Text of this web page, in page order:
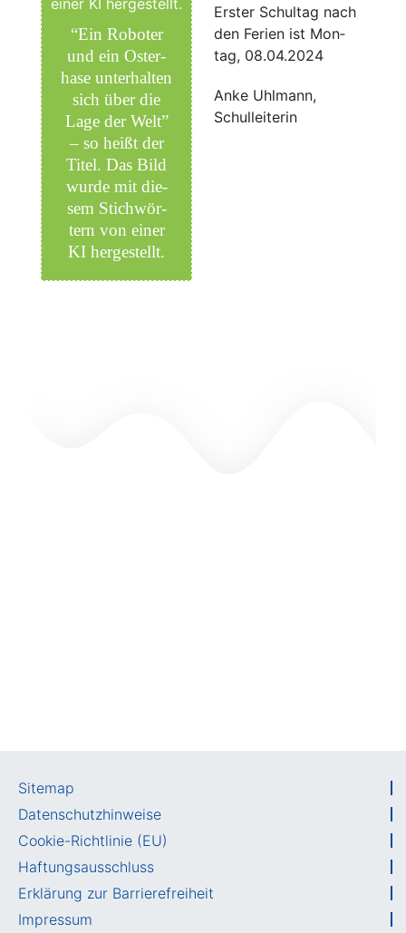
“Ein Robo­ter
und ein Oster­
ha­se unter­hal­ten
sich über die
Lage der Welt”
– so heißt der
Titel. Das Bild
wur­de mit die­
sem Stich­wör­
tern von einer
KI hergestellt.
Ers­ter Schul­tag nach
den Feri­en ist Mon­
tag, 08.04.2024
Anke Uhl­mann,
Schulleiterin
Sitemap
Datenschutzhinweise
Cookie-Richtlinie (EU)
Haftungsausschluss
Erklärung zur Barrierefreiheit
Impressum